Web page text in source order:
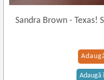
Sandra Brown- Texas!
Adaugă